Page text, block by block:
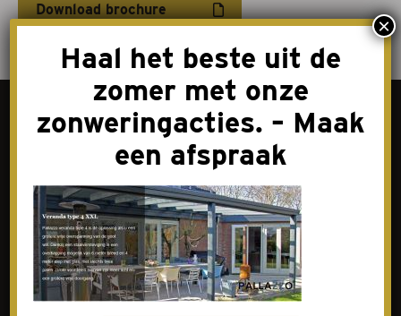
Download brochure
Goes
Livingstoneweg 46
4462 GL Goes
0113-342101
Haal het beste uit de
zomer met onze
zonweringacties. – Maak
een afspraak
×